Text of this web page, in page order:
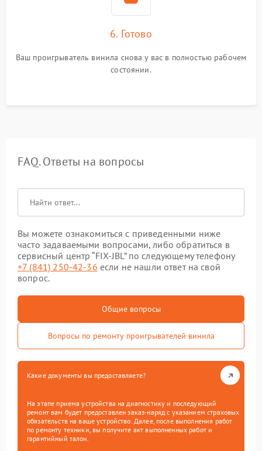
6. Готово
Ваш проигрыватель винила снова у вас в полностью рабочем
состоянии.
FAQ. Ответы на вопросы
Вы можете ознакомиться с приведенными ниже
часто задаваемыми вопросами, либо обратиться в
сервисный центр “FIX-JBL” по следующему телефону
+7 (841) 250-42-36 если не нашли ответ на свой
вопрос.
Общие вопросы
Вопросы по ремонту проигрывателей винила
Какие документы вы предоставляете?
На этапе приема устройства на диагностику и последующий
ремонт вам будет предоставлен заказ-наряд с указанием страховых
обязательств на ваше устройство. Далее, после выполнения работ
по ремонту техники, вы получите акт выполненных работ и
гарантийный талон.